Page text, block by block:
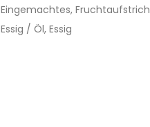
Eingemachtes, Fruchtaufstrich
Essig / Öl, Essig